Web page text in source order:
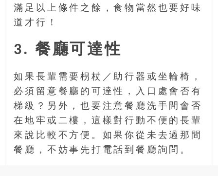
滿足以上條件之餘，食物當然也要好味
道才行！
3. 餐廳可達性
如果長輩需要枴杖／助行器或坐輪椅，
必須留意餐廳的可達性，入口處會否有
梯級？另外，也要注意餐廳洗手間會否
在地牢或二樓，這樣對行動不便的長輩
來說比較不方便。如果你從未去過那間
餐廳，不妨事先打電話到餐廳詢問。